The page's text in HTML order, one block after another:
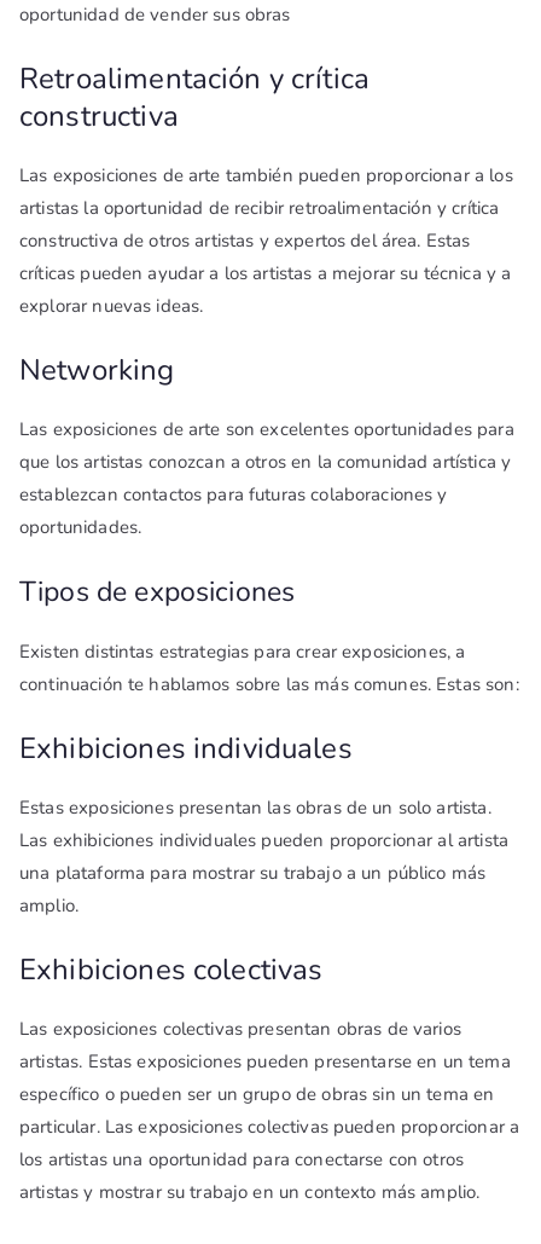
oportunidad de vender sus obras
Retroalimentación y crítica
constructiva
Las exposiciones de arte también pueden proporcionar a los
artistas la oportunidad de recibir retroalimentación y crítica
constructiva de otros artistas y expertos del área. Estas
críticas pueden ayudar a los artistas a mejorar su técnica y a
explorar nuevas ideas.
Networking
Las exposiciones de arte son excelentes oportunidades para
que los artistas conozcan a otros en la comunidad artística y
establezcan contactos para futuras colaboraciones y
oportunidades.
Tipos de exposiciones
Existen distintas estrategias para crear exposiciones, a
continuación te hablamos sobre las más comunes. Estas son:
Exhibiciones individuales
Estas exposiciones presentan las obras de un solo artista.
Las exhibiciones individuales pueden proporcionar al artista
una plataforma para mostrar su trabajo a un público más
amplio.
Exhibiciones colectivas
Las exposiciones colectivas presentan obras de varios
artistas. Estas exposiciones pueden presentarse en un tema
específico o pueden ser un grupo de obras sin un tema en
particular. Las exposiciones colectivas pueden proporcionar a
los artistas una oportunidad para conectarse con otros
artistas y mostrar su trabajo en un contexto más amplio.